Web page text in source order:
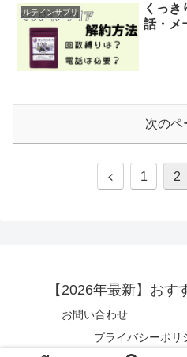
ルテインサプリ
くっき
話・メ
次のペ
前
1 2
【2026年最新】おす
お問い合わせ
プライバシーポリ